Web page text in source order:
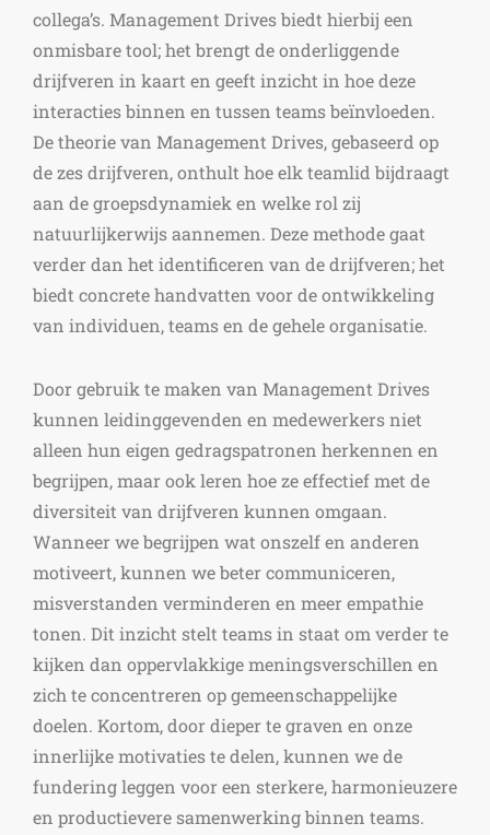
collega’s. Management Drives biedt hierbij een
onmisbare tool; het brengt de onderliggende
drijfveren in kaart en geeft inzicht in hoe deze
interacties binnen en tussen teams beïnvloeden.
De theorie van Management Drives, gebaseerd op
de zes drijfveren, onthult hoe elk teamlid bijdraagt
aan de groepsdynamiek en welke rol zij
natuurlijkerwijs aannemen. Deze methode gaat
verder dan het identificeren van de drijfveren; het
biedt concrete handvatten voor de ontwikkeling
van individuen, teams en de gehele organisatie.
Door gebruik te maken van Management Drives
kunnen leidinggevenden en medewerkers niet
alleen hun eigen gedragspatronen herkennen en
begrijpen, maar ook leren hoe ze effectief met de
diversiteit van drijfveren kunnen omgaan.
Wanneer we begrijpen wat onszelf en anderen
motiveert, kunnen we beter communiceren,
misverstanden verminderen en meer empathie
tonen. Dit inzicht stelt teams in staat om verder te
kijken dan oppervlakkige meningsverschillen en
zich te concentreren op gemeenschappelijke
doelen. Kortom, door dieper te graven en onze
innerlijke motivaties te delen, kunnen we de
fundering leggen voor een sterkere, harmonieuzere
en productievere samenwerking binnen teams.